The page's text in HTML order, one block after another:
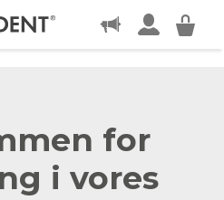
for
i vores